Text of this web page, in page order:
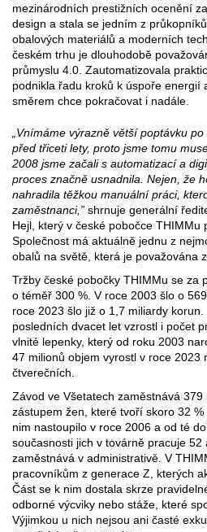
mezinárodních prestižních ocenění
design a stala se jedním z
obalových materiálů a moderních
českém trhu je dlouhodobě
průmyslu 4.0. Zautomatizovala
podnikla řadu kroků k úspoře energií
směrem chce pokračovat i nadále.
„Vnímáme výrazně větší poptávku
před třiceti lety, proto jsme tomu
2008 jsme začali s automatizací a
proces značně usnadnila. Nejen, že
nahradila těžkou manuální práci,
zaměstnanci,” shrnuje generální
Hejl, který v české pobočce THIMMu
Společnost má aktuálně jednu z
obalů na světě, která je považována
Tržby české pobočky THIMMu se za
o téměř 300 %. V roce 2003 šlo o
roce 2023 šlo již o 1,7 miliardy
posledních dvacet let vzrostl i počet
vlnité lepenky, který od roku 2003
47 milionů objem vyrostl v roce 2023
čtverečních.
Závod ve Všetatech zaměstnává
zástupem žen, které tvoří skoro 32
nim nastoupilo v roce 2006 a od té
současnosti jich v továrně pracuje
zaměstnává v administrativě. V
pracovníkům z generace Z, kterých
Část se k nim dostala skrze
odborné výcviky nebo stáže, které
Výjimkou u nich nejsou ani časté